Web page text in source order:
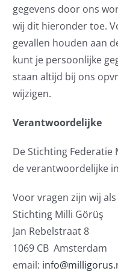
gegevens door ons
wij dit hieronder toe.
gevallen houden aan
kunt je persoonlijke
staan altijd bij ons
wijzigen.
Verantwoordelijke
De Stichting
de verantwoordelijke
Voor vragen zijn wij
Stichting Milli Görüş
Jan Rebelstraat 8
1069 CB Amsterdam
email: